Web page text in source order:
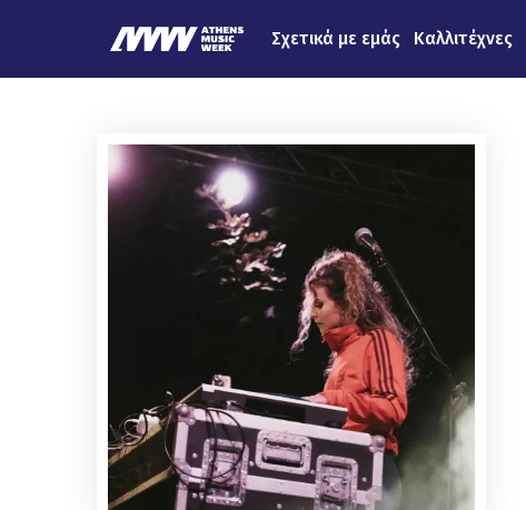
Σχετικά με εμάς Καλλιτέχνες